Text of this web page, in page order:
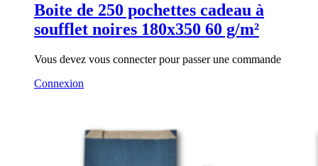
Boite de 250 pochettes cadeau à
soufflet noires 180x350 60 g/m²
Vous devez vous connecter pour passer une commande
Connexion